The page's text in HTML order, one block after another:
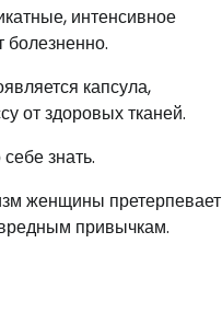
интенсивное
болезненно.
капсула,
от здоровых тканей.
знать.
женщины претерпевает
привычкам.